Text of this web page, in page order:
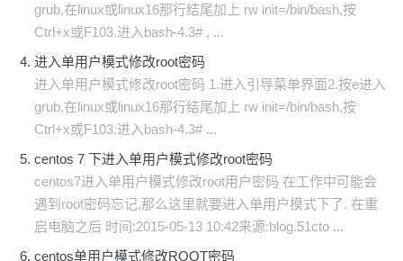
grub,在linux或linux16那行结尾加上 rw init=/bin/bash,按
Ctrl+x或F103.进入bash-4.3# , ...
进入单用户模式修改root密码
进入单用户模式修改root密码 1.进入引导菜单界面2.按e进入
grub,在linux或linux16那行结尾加上 rw init=/bin/bash,按
Ctrl+x或F103.进入bash-4.3# ...
centos 7 下进入单用户模式修改root密码
centos7进入单用户模式修改root用户密码 在工作中可能会
遇到root密码忘记,那么这里就要进入单用户模式下了. 在重
启电脑之后 时间:2015-05-13 10:42来源:blog.51cto ...
centos单用户模式修改ROOT密码